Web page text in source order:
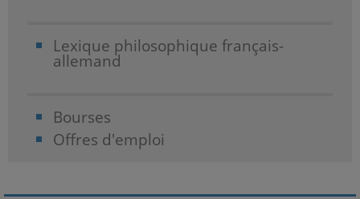
Lexique philosophique français-
allemand
Bourses
Offres d'emploi